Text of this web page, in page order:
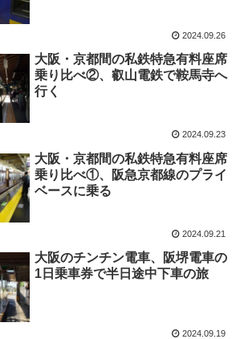
2024.09.26
大阪・京都間の私鉄特急有料座席
乗り比べ②、叡山電鉄で鞍馬寺へ
行く
2024.09.23
大阪・京都間の私鉄特急有料座席
乗り比べ①、阪急京都線のプライ
ベースに乗る
2024.09.21
大阪のチンチン電車、阪堺電車の
1日乗車券で半日途中下車の旅
2024.09.19